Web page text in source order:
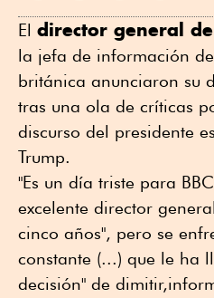
El director general de
la jefa de información
británica anunciaron su
tras una ola de críticas
discurso del presidente
Trump.
"Es un día triste para
excelente director
cinco años", pero se
constante (...) que le ha
decisión" de